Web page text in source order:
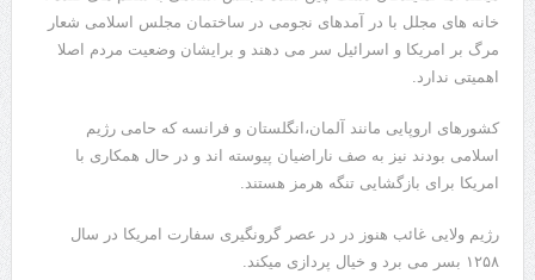
خانه های مجلل با در آمدهای نجومی در ساختمان مجلس اسلامی شعار
مرگ بر امریکا و اسرائیل سر می دهند و برایشان وضعیت مردم اصلا
اهمیتی ندارد.
کشورهای اروپایی مانند آلمان،انگلستان و فرانسه که حامی رژیم
اسلامی بودند نیز به صف ناراضیان پیوسته اند و در حال همکاری با
امریکا برای بازگشایی تنگه هرمز هستند.
رژیم ولایی غائب هنوز در در عصر گرونگیری سفارت امریکا در سال
۱۲۵۸ بسر می برد و خیال پردازی میکند.